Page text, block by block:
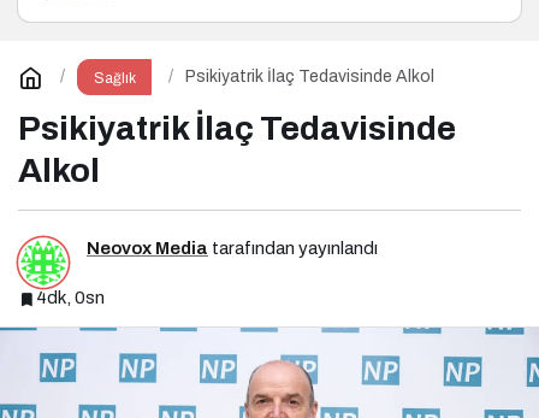
Sağlık Psikiyatrik İlaç Tedavisinde Alkol
Psikiyatrik İlaç Tedavisinde
Alkol
Neovox Media tarafından yayınlandı
4dk, 0sn